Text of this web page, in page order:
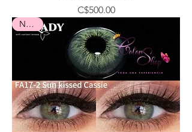
Precio
C$500.00
Nuevo